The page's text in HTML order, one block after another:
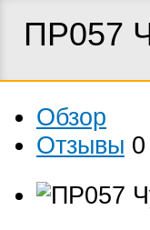
ПР057
Обзор
Отзывы 0